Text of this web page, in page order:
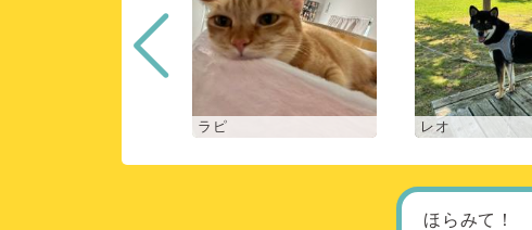
ラピ レオ
ほらみて！